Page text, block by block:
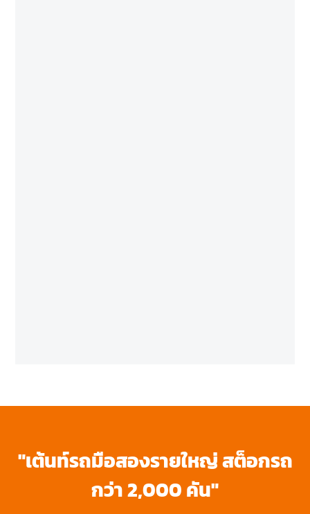
"เต้นท์รถมือสองรายใหญ่ สต็อกรถ
กว่า 2,000 คัน"